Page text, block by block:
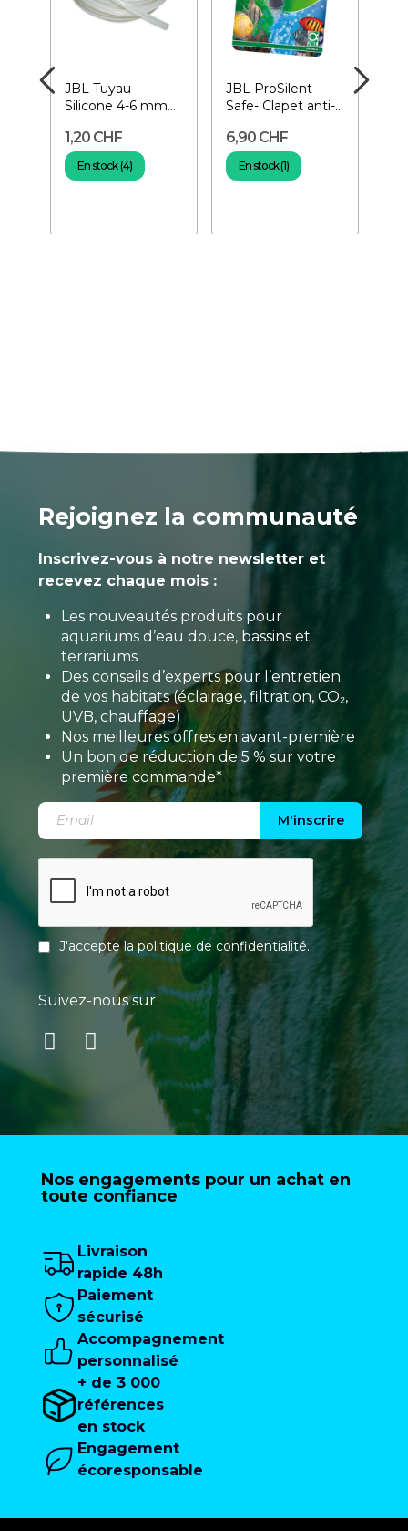
JBL Tuyau
Silicone 4-6 mm
pour aquarium
1,20 CHF
En stock (4)
JBL ProSilent
Safe- Clapet anti-
6,90 CHF
En stock (1)
Rejoignez la communauté
Inscrivez-vous à notre newsletter et
recevez chaque mois :
Les nouveautés produits pour
aquariums d’eau douce, bassins et
terrariums
Des conseils d’experts pour l’entretien
de vos habitats (éclairage, filtration, CO₂,
UVB, chauffage)
Nos meilleures offres en avant-première
Un bon de réduction de 5 % sur votre
première commande*
M'inscrire
J'accepte lapolitique de confidentialité.
Suivez-nous sur
Nos engagements pour un achat en
toute confiance
Livraison
rapide 48h
Paiement
sécurisé
Accompagnement
personnalisé
+ de 3 000
références
en stock
Engagement
écoresponsable